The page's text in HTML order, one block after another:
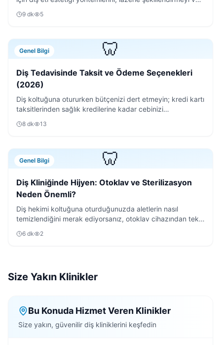
9 dk 5
🦷
Genel Bilgi
Diş Tedavisinde Taksit ve Ödeme Seçenekleri
(2026)
Diş koltuğuna otururken bütçenizi dert etmeyin; kredi kartı
taksitlerinden sağlık kredilerine kadar cebinizi
8 dk 13
🦷
Genel Bilgi
Diş Kliniğinde Hijyen: Otoklav ve Sterilizasyon
Neden Önemli?
Diş hekimi koltuğuna oturduğunuzda aletlerin nasıl
temizlendiğini merak ediyorsanız, otoklav cihazından tek
6 dk 2
Size Yakın Klinikler
Bu Konuda Hizmet Veren Klinikler
Size yakın, güvenilir diş kliniklerini keşfedin